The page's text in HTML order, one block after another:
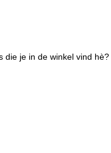
die je in de winkel vind hè?